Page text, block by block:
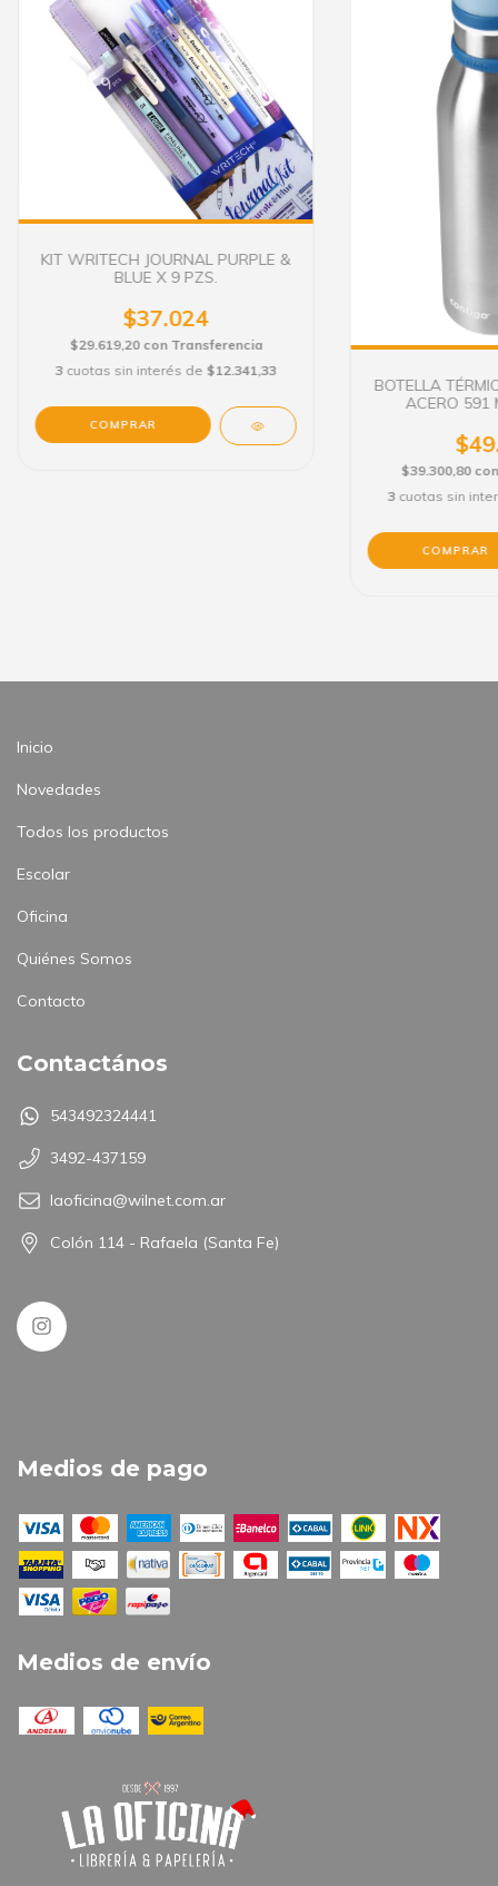
KIT WRITECH JOURNAL PURPLE &
BLUE X 9 PZS.
$37.024
$29.619,20 con Transferencia
3 cuotas sin interés de $12.341,33
BOTELLA
ACERO 591
$39.300,80 con
3 cuotas sin
Inicio
Novedades
Todos los productos
Escolar
Oficina
Quiénes Somos
Contacto
Contactános
543492324441
3492-437159
laoficina@wilnet.com.ar
Colón 114 - Rafaela (Santa Fe)
Medios de pago
Medios de envío